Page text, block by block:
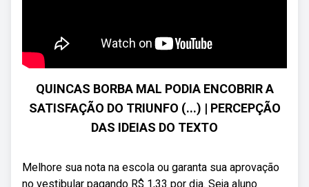
QUINCAS BORBA MAL PODIA ENCOBRIR A
SATISFAÇÃO DO TRIUNFO (...) | PERCEPÇÃO
DAS IDEIAS DO TEXTO
Melhore sua nota na escola ou garanta sua aprovação
no vestibular pagando R$ 1,33 por dia. Seja aluno